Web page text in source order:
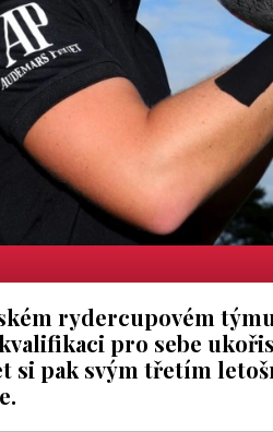
rydercupovém
pro sebe
si pak svým třetím